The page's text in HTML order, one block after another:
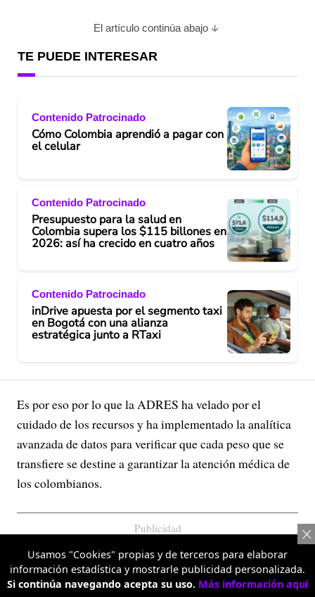
El artículo continúa abajo
TE PUEDE INTERESAR
Contenido Patrocinado
Cómo Colombia aprendió a pagar con
el celular
Contenido Patrocinado
Presupuesto para la salud en
Colombia supera los $115 billones en
2026: así ha crecido en cuatro años
Contenido Patrocinado
inDrive apuesta por el segmento taxi
en Bogotá con una alianza
estratégica junto a RTaxi
Es por eso por lo que la ADRES ha velado por el
cuidado de los recursos y ha implementado la analítica
avanzada de datos para verificar que cada peso que se
transfiere se destine a garantizar la atención médica de
los colombianos.
Publicidad
Usamos "Cookies" propias y de terceros para elaborar
información estadística y mostrarle publicidad personalizada.
Si continúa navegando acepta su uso. Más información aquí